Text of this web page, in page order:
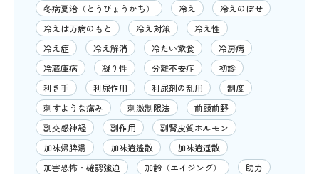
冬病夏治（とうびょうかち）
冷え
冷えのぼせ
冷えは万病のもと
冷え対策
冷え性
冷え症
冷え解消 冷たい飲食
冷房病
冷蔵庫病
凝り性 分離不安症
初診
利き手
利尿作用 利尿剤の乱用
制度
刺すような痛み
刺激制限法
前頭前野
副交感神経
副作用
副腎皮質ホルモン
加味帰脾湯
加味逍遙散
加味逍遥散
加害恐怖・確認強迫
加齢（エイジング）
助力